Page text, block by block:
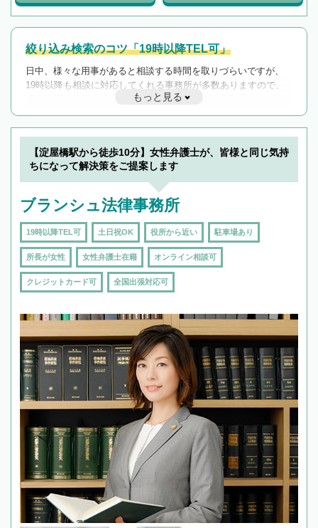
絞り込み検索のコツ「19時以降TEL可」
日中、様々な用事があると相談する時間を取りづらいですが、
19時以降も相談に対応してくれる事務所が多数ありますので、
遅い時間の相談が増えそうな場合はそのような事務所に絞り込
んで検索してみましょう。
19時以降TEL可の条件
を加えて再検索
もっと見る
【淀屋橋駅から徒歩10分】女性弁護士が、皆様と同じ気持
ちになって解決策をご提案します
ブランシュ法律事務所
19時以降TEL可 土日祝OK 役所から近い 駐車場あり
所長が女性 女性弁護士在籍 オンライン相談可
クレジットカード可 全国出張対応可